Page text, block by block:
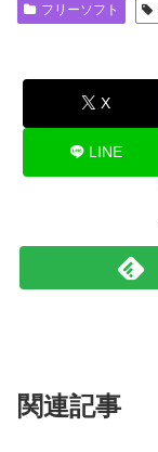
フリーソフト
X
LINE
関連記事